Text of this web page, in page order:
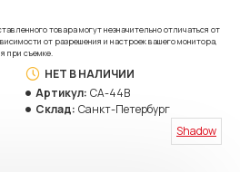
товара могут незначительно отличаться от
от разрешения и настроек вашего монитора,
при съемке.
НЕТ В НАЛИЧИИ
Артикул: CA-44B
Склад: Санкт-Петербург
Shadow